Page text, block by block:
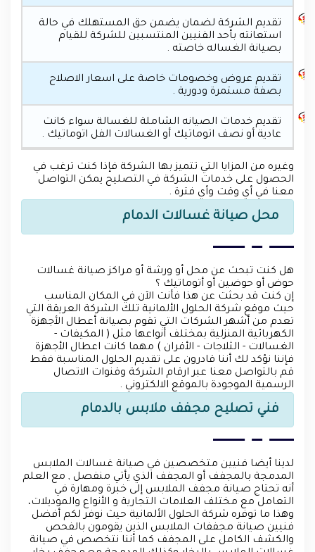
تقديم الشركة لضمان يضمن حق المستهلك في حالة
استعانته بأحد الفنيين المنتسبين للشركة للقيام
بصيانة الغساله خاصته .
تقديم عروض وخصومات خاصة على اسعار الاصلاح
بصفة مستمرة ودورية .
تقديم خدمات الصيانه الشاملة للغسالة سواء كانت
عادية أو نصف اتوماتيك أو الغسالات الفل اتوماتيك .
وغيره من المزايا التي تتميز بها الشركة فإذا كنت ترغب في
الحصول على خدمات الشركة في التصليح يمكن التواصل
معنا في أي وقت وأي فترة .
محل صيانة غسالات الدمام
هل كنت تبحث عن محل أو ورشة أو مراكز صيانة غسالات
حوض أو حوضين أو أتوماتيك ؟
إن كنت قد بحثت عن هذا فأنت الآن في المكان المناسب
حيث موقع شركة الحلول الألمانية تلك الشركة العريقة التي
تعدم من أشهر الشركات التي تقوم بصيانة أعطال الأجهزة
الكهربائية المنزلية بمختلف أنواعها مثل ( المكيفات -
الغسالات - الثلاجات - الأفران ) مهما كانت اعطال الأجهزة
فإننا نؤكد لك أننا قادرون على تقديم الحلول المناسبة فقط
قم بالتواصل معنا عبر ارقام الشركة وقنوات الاتصال
الرسمية الموجودة بالموقع الالكتروني .
فني تصليح مجفف ملابس بالدمام
لدينا أيضا فنيين متخصصين في صيانة غسالات الملابس
المدمجة بالمجفف أو المجفف الذي يأتي منفصل , مع العلم
أنه تحتاج صيانة مجفف الملابس إلى خبرة ومهارة في
التعامل مع مختلف العلامات التجارية و الأنواع والموديلات،
وهذا ما توفره شركة الحلول الألمانية حيث نوفر لكم أفضل
فنيين صيانة مجففات الملابس الذين يقومون بالفحص
والكشف الكامل على المجفف كما أننا نتخصص في صيانة